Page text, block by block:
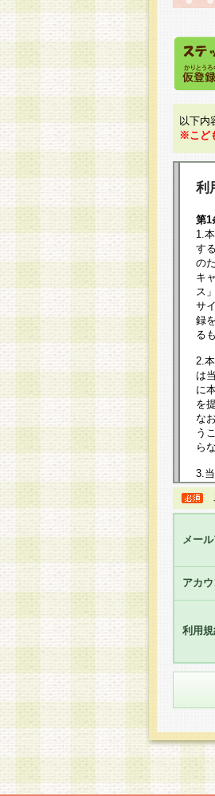
以下内
※こど
利
第1
1.
す
の
キ
ス
サ
録
る
2.
は
に
を
な
う
ら
3.
規
は
し
る
5.
の
合
社
い
6.
め
せ
第2
1.
メー
アカ
利用